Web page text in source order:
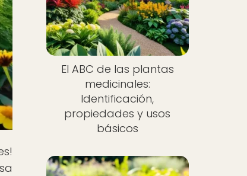
El ABC de las plantas
medicinales:
Identificación,
propiedades y usos
básicos